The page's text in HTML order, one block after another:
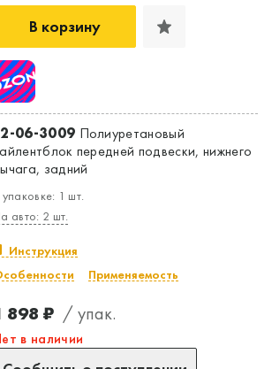
В корзину
06-3009 Полиуретановый
передней подвески, нижнего
задний
упаковке: 1 шт.
авто: 2 шт.
Инструкция
Применяемость
898 ₽ / упак.
в наличии